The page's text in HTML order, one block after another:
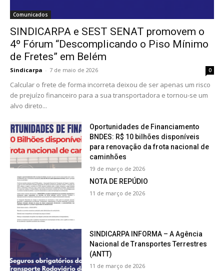
Comunicados
SINDICARPA e SEST SENAT promovem o
4º Fórum “Descomplicando o Piso Mínimo
de Fretes” em Belém
Sindicarpa - 7 de maio de 2026 0
Calcular o frete de forma incorreta deixou de ser apenas um risco
de prejuízo financeiro para a sua transportadora e tornou-se um
alvo direto...
Oportunidades de Financiamento
BNDES: R$ 10 bilhões disponíveis
para renovação da frota nacional de
caminhões
19 de março de 2026
NOTA DE REPÚDIO
11 de março de 2026
SINDICARPA INFORMA – A Agência
Nacional de Transportes Terrestres
(ANTT)
11 de março de 2026